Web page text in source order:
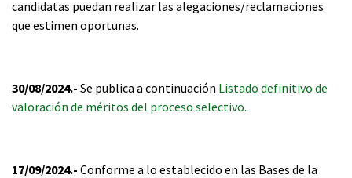
candidatas puedan realizar las alegaciones/reclamaciones
que estimen oportunas.
30/08/2024.- Se publica a continuación Listado definitivo de
valoración de méritos del proceso selectivo.
17/09/2024.- Conforme a lo establecido en las Bases de la